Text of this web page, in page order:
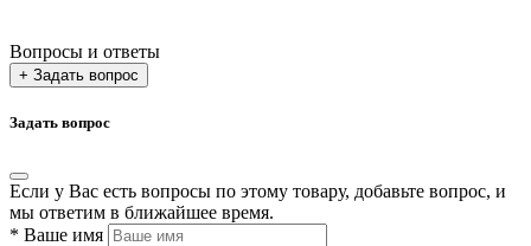
Вопросы и ответы
+ Задать вопрос
Задать вопрос
Если у Вас есть вопросы по этому товару, добавьте вопрос, и
мы ответим в ближайшее время.
* Ваше имя